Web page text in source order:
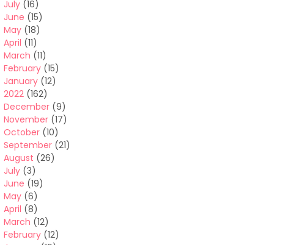
July (16)
June (15)
May (18)
April (11)
March (11)
February (15)
January (12)
2022 (162)
December (9)
November (17)
October (10)
September (21)
August (26)
July (3)
June (19)
May (6)
April (8)
March (12)
February (12)